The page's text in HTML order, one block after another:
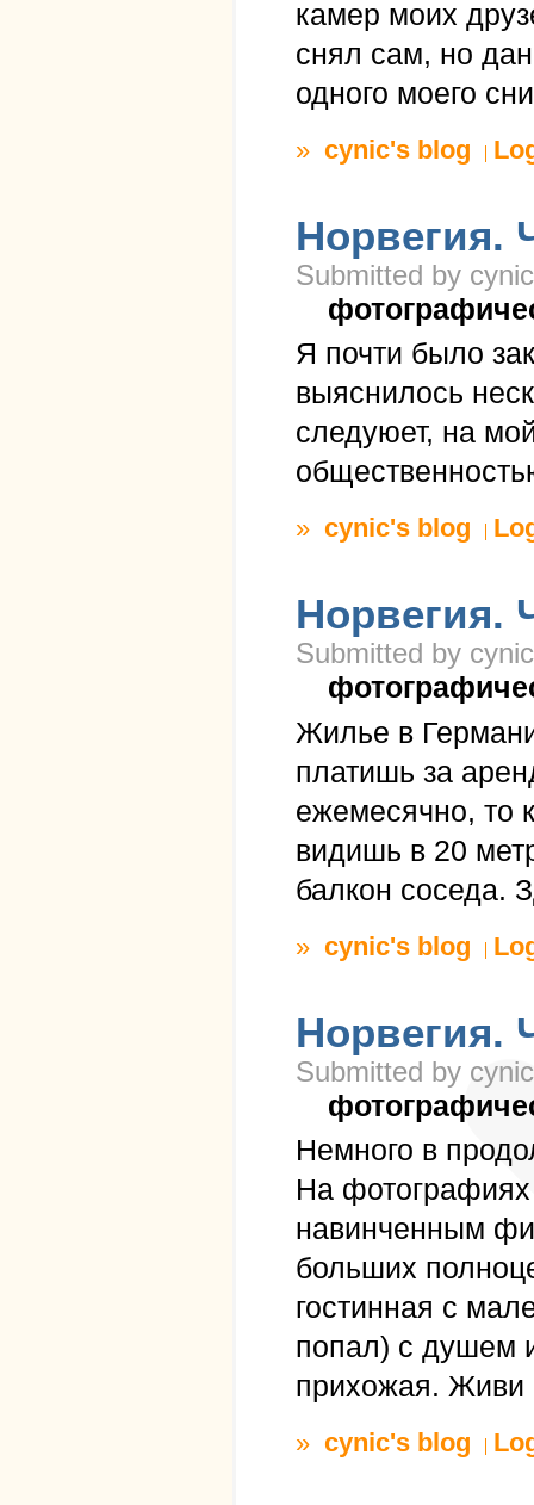
камер моих
снял сам, но
одного моего
» cynic's blog
Норвегия.
Submitted by
Я почти было
выяснилось
следуюет, на
» cynic's blog
Норвегия.
Submitted by
Жилье в
платишь за
ежемесячно, то
видишь в 20
балкон соседа.
» cynic's blog
Норвегия.
Submitted by
Немного в
На
навинченным
больших
гостинная с
попал) с душем
прихожая. Живи
» cynic's blog